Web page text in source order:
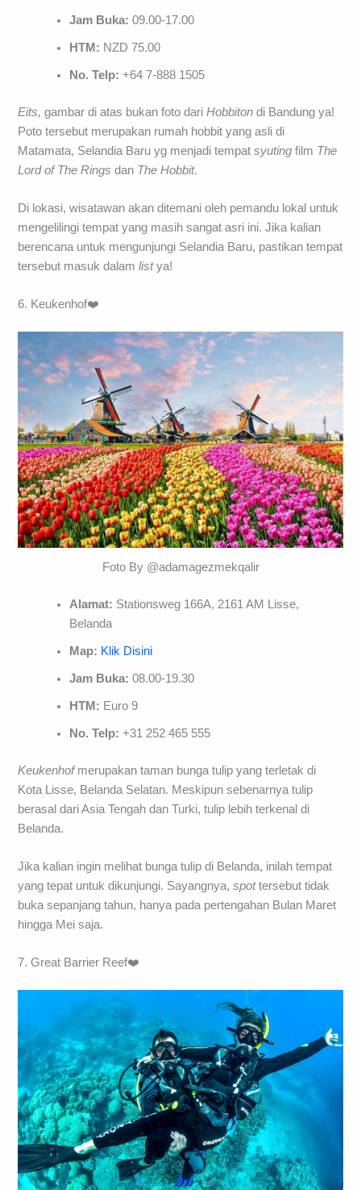
Jam Buka:09.00-17.00
HTM: NZD 75.00
No. Telp:+64 7-888 1505
Eits, gambar di atas bukan foto dariHobbiton di Bandung ya!
Poto tersebut merupakan rumah hobbit yang asli di
Matamata, Selandia Baru yg menjadi tempatsyuting film The
Lord of The Rings dan The Hobbit.
Di lokasi, wisatawan akan ditemani oleh pemandu lokal untuk
mengelilingi tempat yang masih sangat asri ini. Jika kalian
berencana untuk mengunjungi Selandia Baru, pastikan tempat
tersebut masuk dalamlistya!
6. Keukenhof❤️
Foto By @adamagezmekqalir
Alamat: Stationsweg 166A, 2161 AM Lisse,
Belanda
Map: Klik Disini
Jam Buka:08.00-19.30
HTM: Euro 9
No. Telp:+31 252 465 555
Keukenhofmerupakan taman bunga tulip yang terletak di
Kota Lisse, Belanda Selatan. Meskipun sebenarnya tulip
berasal dari Asia Tengah dan Turki, tulip lebih terkenal di
Belanda.
Jika kalian ingin melihat bunga tulip di Belanda, inilah tempat
yang tepat untuk dikunjungi. Sayangnya,spottersebut tidak
buka sepanjang tahun, hanya pada pertengahan Bulan Maret
hingga Mei saja.
7. Great Barrier Reef❤️